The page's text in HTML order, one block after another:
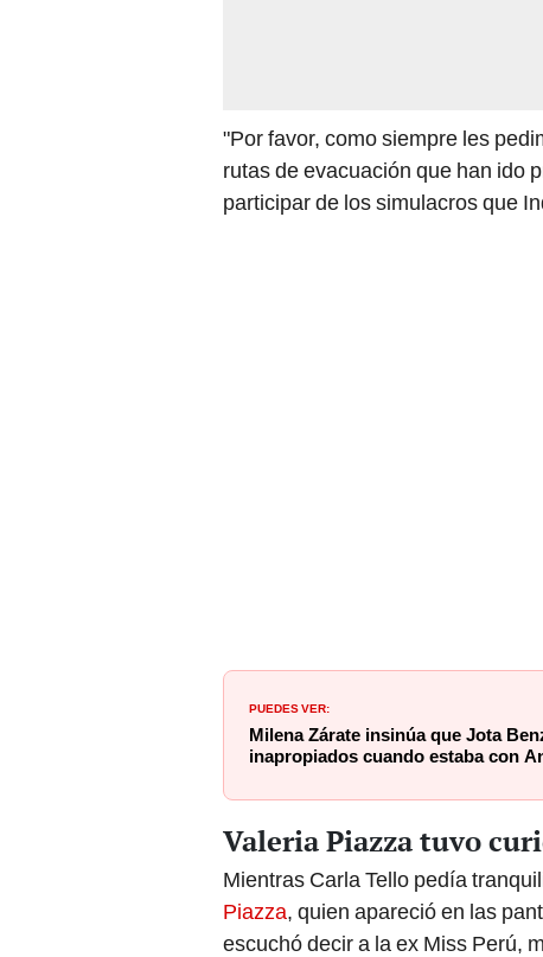
"Por favor, como siempre les
rutas de evacuación que han ido
participar de los simulacros que
PUEDES VER:
Milena Zárate insinúa que Jota
inapropiados cuando estaba con
Valeria Piazza tuvo
Mientras Carla Tello pedía
Piazza, quien apareció en las
escuchó decir a la ex Miss Perú,